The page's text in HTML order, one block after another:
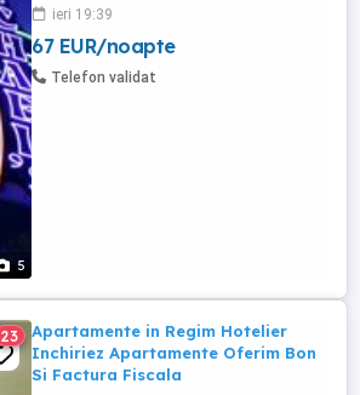
5
ieri 19:39
67 EUR/noapte
Telefon validat
23
Apartamente in Regim Hotelier
Inchiriez Apartamente Oferim Bon
Si Factura Fiscala